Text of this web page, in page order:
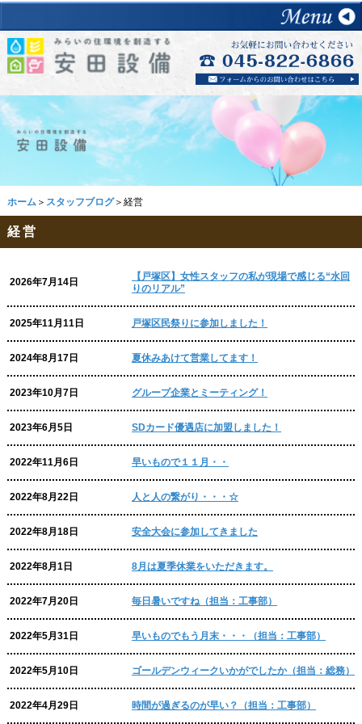
ホーム＞ スタッフブログ＞経営
経営
2026年7月14日
【戸塚区】女性スタッフの私が現場で感じる“水回
りのリアル”
2025年11月11日 戸塚区民祭りに参加しました！
2024年8月17日 夏休みあけて営業してます！
2023年10月7日 グループ企業とミーティング！
2023年6月5日 SDカード優遇店に加盟しました！
2022年11月6日 早いもので１１月・・
2022年8月22日 人と人の繋がり・・・☆
2022年8月18日 安全大会に参加してきました
2022年8月1日 8月は夏季休業をいただきます。
2022年7月20日 毎日暑いですね（担当：工事部）
2022年5月31日 早いものでもう月末・・・（担当：工事部）
2022年5月10日 ゴールデンウィークいかがでしたか（担当：総務）
2022年4月29日 時間が過ぎるのが早い？（担当：工事部）